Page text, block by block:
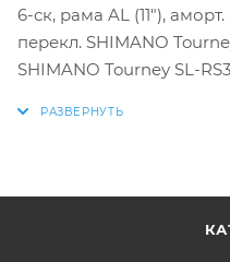
6-ск, рама AL (11"),
перекл. SHIMANO
SHIMANO Tourney SL-